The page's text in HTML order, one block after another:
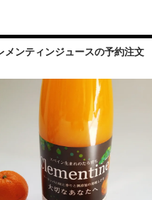
メンティンジュースの予約注文